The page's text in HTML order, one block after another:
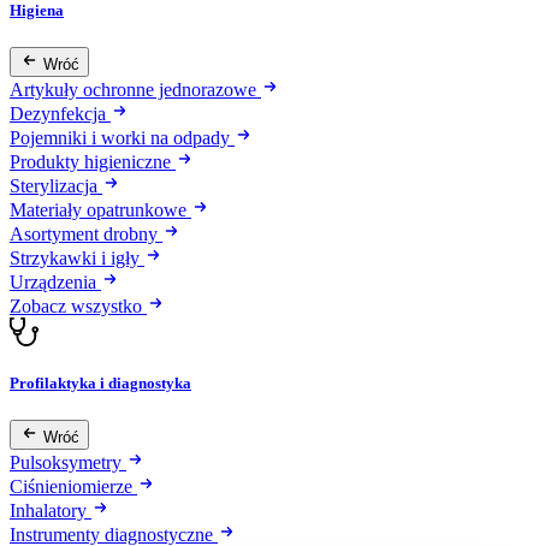
Higiena
Wróć
Artykuły ochronne jednorazowe
Dezynfekcja
Pojemniki i worki na odpady
Produkty higieniczne
Sterylizacja
Materiały opatrunkowe
Asortyment drobny
Strzykawki i igły
Urządzenia
Zobacz wszystko
Profilaktyka i diagnostyka
Wróć
Pulsoksymetry
Ciśnieniomierze
Inhalatory
Instrumenty diagnostyczne